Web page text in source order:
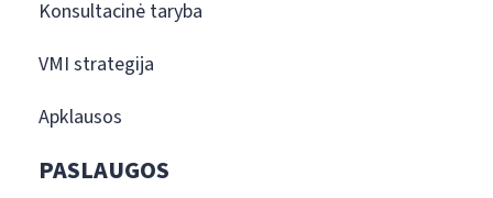
Konsultacinė taryba
VMI strategija
Apklausos
PASLAUGOS